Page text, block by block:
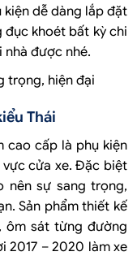
kiện dễ dàng lắp đặt
đục khoét bất kỳ chi
được nhé.
trọng, hiện đại
Thái
cao cấp là phụ kiện
cửa xe. Đặc biệt
nên sự sang trọng,
Sản phẩm thiết kế
ôm sát từng đường
2017 – 2020 làm xe